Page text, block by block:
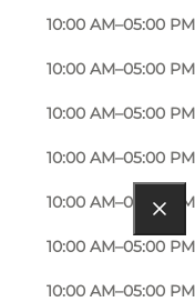
10:00 AM–05:00 PM
10:00 AM–05:00 PM
10:00 AM–05:00 PM
10:00 AM–05:00 PM
10:00 AM–05:00 PM
10:00 AM–05:00 PM
10:00 AM–05:00 PM